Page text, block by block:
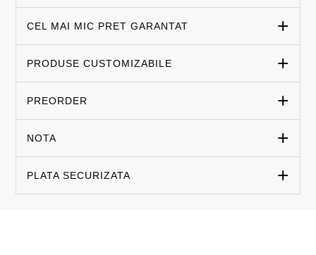
CEL MAI MIC PRET GARANTAT
PRODUSE CUSTOMIZABILE
PREORDER
NOTA
PLATA SECURIZATA